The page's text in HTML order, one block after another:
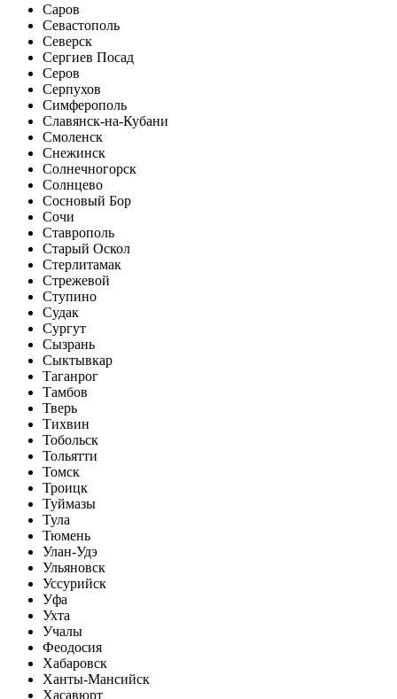
Саров
Севастополь
Северск
Сергиев Посад
Серов
Серпухов
Симферополь
Славянск-на-Кубани
Смоленск
Снежинск
Солнечногорск
Солнцево
Сосновый Бор
Сочи
Ставрополь
Старый Оскол
Стерлитамак
Стрежевой
Ступино
Судак
Сургут
Сызрань
Сыктывкар
Таганрог
Тамбов
Тверь
Тихвин
Тобольск
Тольятти
Томск
Троицк
Туймазы
Тула
Тюмень
Улан-Удэ
Ульяновск
Уссурийск
Уфа
Ухта
Учалы
Феодосия
Хабаровск
Ханты-Мансийск
Хасавюрт